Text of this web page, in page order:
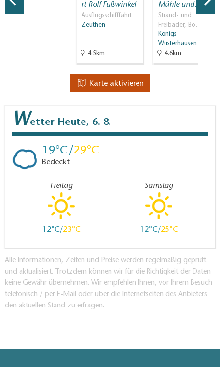
rt Rolf Fußwinkel
Ausflugsschifffahrt
Zeuthen
4.5km
Mühle und…
Strand- und
Freibäder, Bo…
Königs
Wusterhausen
4.6km
Karte aktivieren
Wetter Heute, 6. 8.
19 29
Bedeckt
Freitag
12 23
Samstag
12 25
Alle Informationen, Zeiten und Preise werden regelmäßig geprüft
und aktualisiert. Trotzdem können wir für die Richtigkeit der Daten
keine Gewähr übernehmen. Wir empfehlen Ihnen, vor Ihrem Besuch
telefonisch / per E-Mail oder über die Internetseiten des Anbieters
den aktuellen Stand zu erfragen.